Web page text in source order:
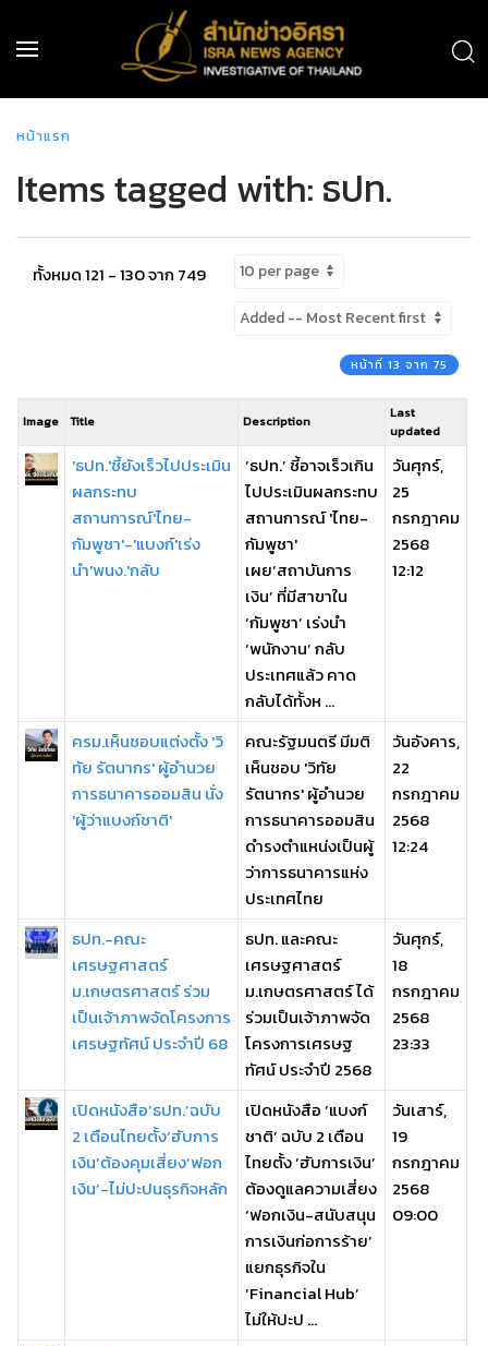
หน้าแรก
Items tagged with: ธปท.
ทั้งหมด 121 - 130 จาก 749
หน้าที่ 13 จาก 75
Image Title Description
Last
updated
'ธปท.'ชี้ยังเร็วไปประเมิน
ผลกระทบ
สถานการณ์'ไทย-
กัมพูชา'-'แบงก์'เร่ง
นำ'พนง.'กลับ
‘ธปท.’ ชี้อาจเร็วเกิน
ไปประเมินผลกระทบ
สถานการณ์ 'ไทย-
กัมพูชา'
เผย‘สถาบันการ
เงิน’ ที่มีสาขาใน
‘กัมพูชา’ เร่งนำ
‘พนักงาน’ กลับ
ประเทศแล้ว คาด
กลับได้ทั้งห ...
วันศุกร์,
25
กรกฎาคม
2568
12:12
ครม.เห็นชอบแต่งตั้ง 'วิ
ทัย รัตนากร' ผู้อำนวย
การธนาคารออมสิน นั่ง
'ผู้ว่าแบงก์ชาติ'
คณะรัฐมนตรี มีมติ
เห็นชอบ 'วิทัย
รัตนากร' ผู้อำนวย
การธนาคารออมสิน
ดำรงตำแหน่งเป็นผู้
ว่าการธนาคารแห่ง
ประเทศไทย
วันอังคาร,
22
กรกฎาคม
2568
12:24
ธปท.-คณะ
เศรษฐศาสตร์
ม.เกษตรศาสตร์ ร่วม
เป็นเจ้าภาพจัดโครงการ
เศรษฐทัศน์ ประจำปี 68
ธปท. และคณะ
เศรษฐศาสตร์
ม.เกษตรศาสตร์ ได้
ร่วมเป็นเจ้าภาพจัด
โครงการเศรษฐ
ทัศน์ ประจำปี 2568
วันศุกร์,
18
กรกฎาคม
2568
23:33
เปิดหนังสือ‘ธปท.’ฉบับ
2 เตือนไทยตั้ง‘ฮับการ
เงิน’ต้องคุมเสี่ยง‘ฟอก
เงิน’-ไม่ปะปนธุรกิจหลัก
เปิดหนังสือ ‘แบงก์
ชาติ’ ฉบับ 2 เตือน
ไทยตั้ง ‘ฮับการเงิน’
ต้องดูแลความเสี่ยง
‘ฟอกเงิน-สนับสนุน
การเงินก่อการร้าย’
แยกธุรกิจใน
‘Financial Hub’
ไม่ให้ปะป ...
วันเสาร์,
19
กรกฎาคม
2568
09:00